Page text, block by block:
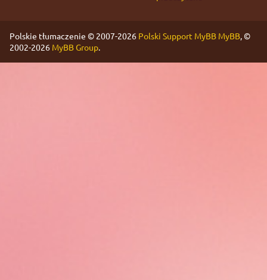
Polskie tłumaczenie © 2007-2026 Polski Support MyBB MyBB, ©
2002-2026 MyBB Group.